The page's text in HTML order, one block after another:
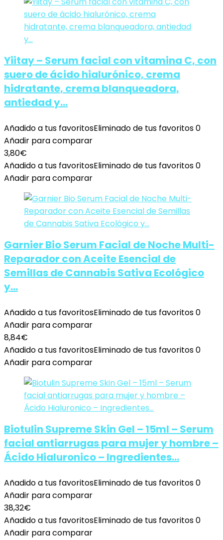
Yiitay – Serum facial con vitamina C, con
suero de ácido hialurónico, crema
hidratante, crema blanqueadora,
antiedad y…
Añadido a tus favoritosEliminado de tus favoritos0
Añadir para comparar
3,80€
Añadido a tus favoritosEliminado de tus favoritos0
Añadir para comparar
Garnier Bio Serum Facial de Noche Multi-
Reparador con Aceite Esencial de
Semillas de Cannabis Sativa Ecológico
y…
Añadido a tus favoritosEliminado de tus favoritos0
Añadir para comparar
8,84€
Añadido a tus favoritosEliminado de tus favoritos0
Añadir para comparar
Biotulin Supreme Skin Gel – 15ml – Serum
facial antiarrugas para mujer y hombre –
Ácido Hialuronico – Ingredientes…
Añadido a tus favoritosEliminado de tus favoritos0
Añadir para comparar
38,32€
Añadido a tus favoritosEliminado de tus favoritos0
Añadir para comparar